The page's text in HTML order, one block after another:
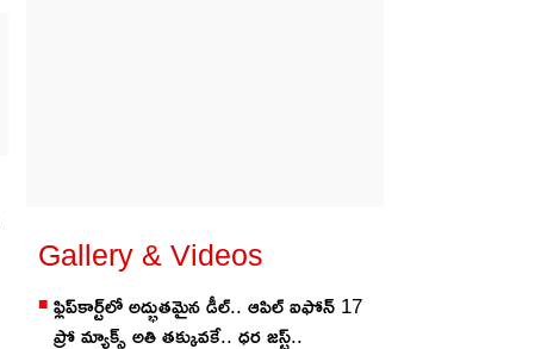
Gallery & Videos
ఫ్లిప్‌కార్ట్‌లో అద్భుతమైన డీల్.. ఆపిల్ ఐఫోన్ 17
ప్రో మ్యాక్స్ అతి తక్కువకే.. ధర జస్ట్..